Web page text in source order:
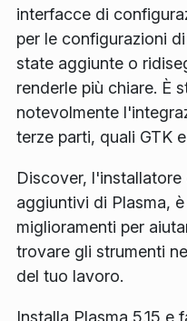
interfacce di
per le configurazioni
state aggiunte o
renderle più chiare. È
notevolmente
terze parti, quali GTK
Discover,
aggiuntivi di Plasma,
miglioramenti per
trovare gli strumenti
del tuo lavoro.
Installa Plasma 5.15 e